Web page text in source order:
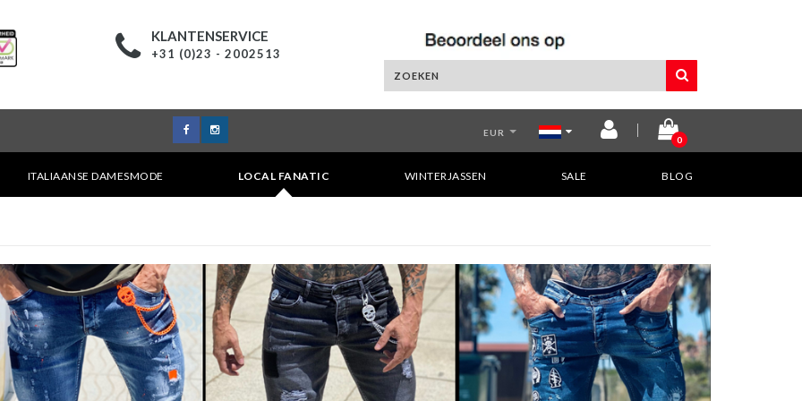
KLANTENSERVICE
+31 (0)23 - 2002513
EUR
0
ITALIAANSE DAMESMODE LOCAL FANATIC WINTERJASSEN SALE BLOG